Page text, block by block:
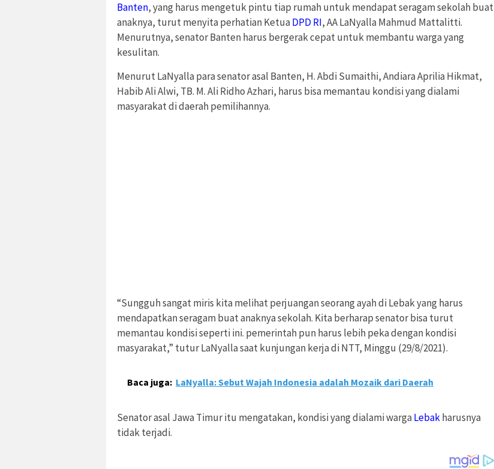
Banten, yang harus mengetuk pintu tiap rumah untuk mendapat seragam sekolah buat
anaknya, turut menyita perhatian KetuaDPD RI, AA LaNyalla Mahmud Mattalitti.
Menurutnya, senator Banten harus bergerak cepat untuk membantu warga yang
kesulitan.
Menurut LaNyalla para senator asal Banten, H. Abdi Sumaithi, Andiara Aprilia Hikmat,
Habib Ali Alwi, TB. M. Ali Ridho Azhari, harus bisa memantau kondisi yang dialami
masyarakat di daerah pemilihannya.
“Sungguh sangat miris kita melihat perjuangan seorang ayah di Lebak yang harus
mendapatkan seragam buat anaknya sekolah. Kita berharap senator bisa turut
memantau kondisi seperti ini. pemerintah pun harus lebih peka dengan kondisi
masyarakat,” tutur LaNyalla saat kunjungan kerja di NTT, Minggu (29/8/2021).
Baca juga: LaNyalla: Sebut Wajah Indonesia adalah Mozaik dari Daerah
Senator asal Jawa Timur itu mengatakan, kondisi yang dialami wargaLebakharusnya
tidak terjadi.